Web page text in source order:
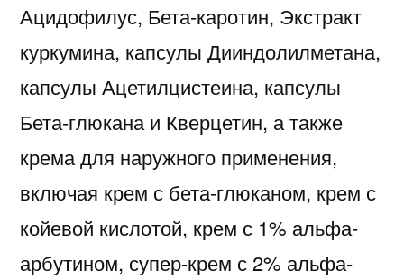
Ацидофилус, Бета-каротин, Экстракт
куркумина, капсулы Дииндолилметана,
капсулы Ацетилцистеина, капсулы
Бета-глюкана и Кверцетин, а также
крема для наружного применения,
включая крем с бета-глюканом, крем с
койевой кислотой, крем с 1% альфа-
арбутином, супер-крем с 2% альфа-